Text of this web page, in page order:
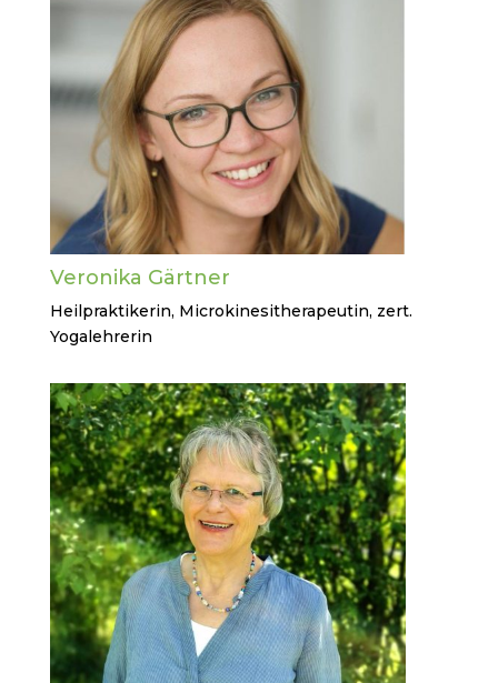
Veronika Gärtner
Heilpraktikerin, Microkinesitherapeutin, zert.
Yogalehrerin